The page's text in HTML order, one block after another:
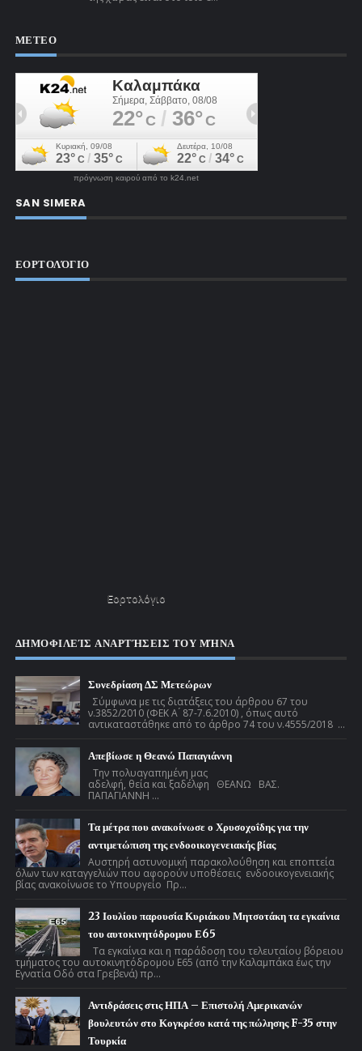
ΜΕΤΕΟ
πρόγνωση καιρού από το k24.net
SAN SIMERA
ΕΟΡΤΟΛΌΓΙΟ
Εορτολόγιο
ΔΗΜΟΦΙΛΕΊΣ ΑΝΑΡΤΉΣΕΙΣ ΤΟΥ ΜΉΝΑ
Συνεδρίαση ΔΣ Μετεώρων
Σύμφωνα με τις διατάξεις του άρθρου 67 του
ν.3852/2010 (ΦΕΚ Α ́ 87-7.6.2010) , όπως αυτό
αντικαταστάθηκε από το άρθρο 74 του ν.4555/2018 ...
Απεβίωσε η Θεανώ Παπαγιάννη
Την πολυαγαπημένη μας
αδελφή, θεία και ξαδέλφη ΘΕΑΝΩ ΒΑΣ.
ΠΑΠΑΓΙΑΝΝΗ ...
Τα μέτρα που ανακοίνωσε ο Χρυσοχοΐδης για την
αντιμετώπιση της ενδοοικογενειακής βίας
Αυστηρή αστυνομική παρακολούθηση και εποπτεία
όλων των καταγγελιών που αφορούν υποθέσεις ενδοοικογενειακής
βίας ανακοίνωσε το Υπουργείο Πρ...
23 Ιουλίου παρουσία Κυριάκου Μητσοτάκη τα εγκαίνια
του αυτοκινητόδρομου Ε65
Τα εγκαίνια και η παράδοση του τελευταίου βόρειου
τμήματος του αυτοκινητόδρομου Ε65 (από την Καλαμπάκα έως την
Εγνατία Οδό στα Γρεβενά) πρ...
Αντιδράσεις στις ΗΠΑ – Επιστολή Αμερικανών
βουλευτών στο Κογκρέσο κατά της πώλησης F-35 στην
Τουρκία